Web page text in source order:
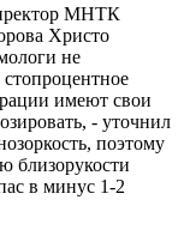
МНТК
Христо
не
имеют свои
- уточнил
поэтому
близорукости
в минус 1-2